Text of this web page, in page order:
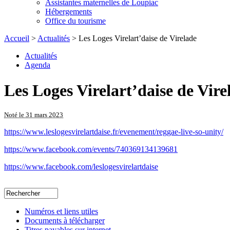
Assistantes maternelles de Loupiac
Hébergements
Office du tourisme
Accueil > Actualités > Les Loges Virelart’daise de Virelade
Actualités
Agenda
Les Loges Virelart’daise de
Noté le 31 mars 2023
https://www.leslogesvirelartdaise.fr/evenement/reggae-live-so-unity/
https://www.facebook.com/events/740369134139681
https://www.facebook.com/leslogesvirelartdaise
Numéros et liens utiles
Documents à télécharger